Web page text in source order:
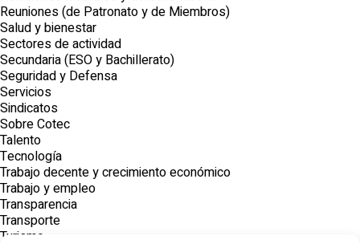
Reuniones (de Patronato y de Miembros)
Salud y bienestar
Sectores de actividad
Secundaria (ESO y Bachillerato)
Seguridad y Defensa
Servicios
Sindicatos
Sobre Cotec
Talento
Tecnología
Trabajo decente y crecimiento económico
Trabajo y empleo
Transparencia
Transporte
Turismo